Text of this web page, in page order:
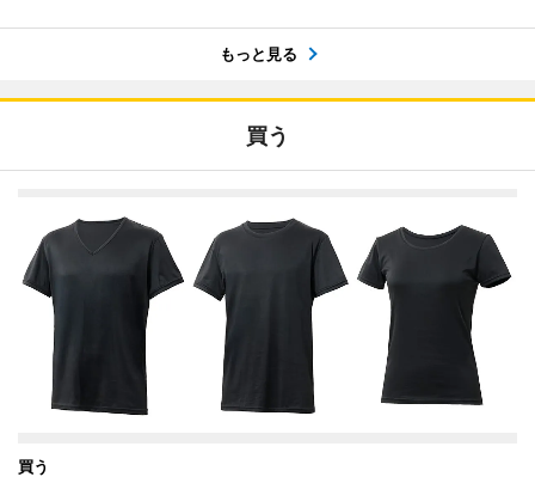
もっと見る
買う
買う